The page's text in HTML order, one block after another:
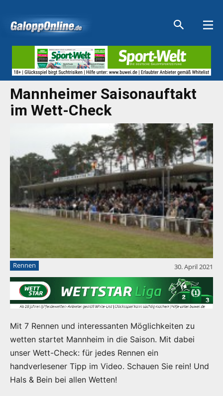
Mannheimer Saisonauftakt
im Wett-Check
Rennen 30. April 2021
Mit 7 Rennen und interessanten Möglichkeiten zu
wetten startet Mannheim in die Saison. Mit dabei
unser Wett-Check: für jedes Rennen ein
handverlesener Tipp im Video. Schauen Sie rein! Und
Hals & Bein bei allen Wetten!